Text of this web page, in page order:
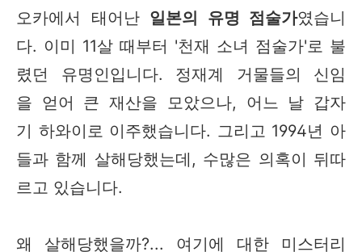
오카에서 태어난 일본의 유명 점술가였습니
다. 이미 11살 때부터 '천재 소녀 점술가'로 불
렸던 유명인입니다. 정재계 거물들의 신임
을 얻어 큰 재산을 모았으나, 어느 날 갑자
기 하와이로 이주했습니다. 그리고 1994년 아
들과 함께 살해당했는데, 수많은 의혹이 뒤따
르고 있습니다.
왜 살해당했을까?... 여기에 대한 미스터리